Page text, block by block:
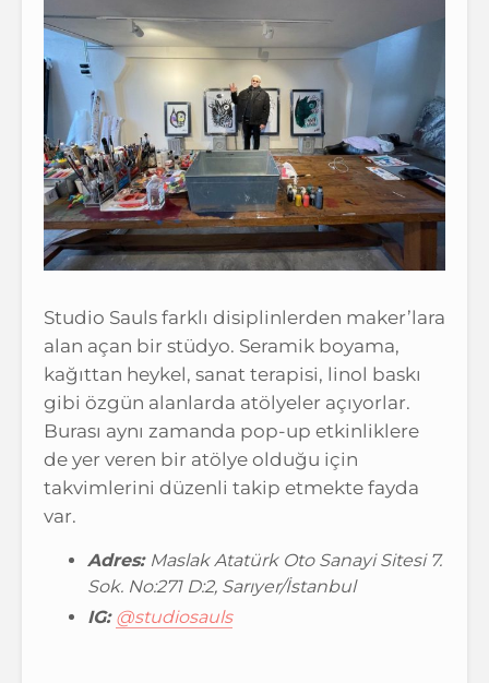
Studio Sauls farklı disiplinlerden maker’lara
alan açan bir stüdyo. Seramik boyama,
kağıttan heykel, sanat terapisi, linol baskı
gibi özgün alanlarda atölyeler açıyorlar.
Burası aynı zamanda pop-up etkinliklere
de yer veren bir atölye olduğu için
takvimlerini düzenli takip etmekte fayda
var.
Adres: Maslak Atatürk Oto Sanayi Sitesi 7.
Sok. No:271 D:2, Sarıyer/İstanbul
IG: @studiosauls